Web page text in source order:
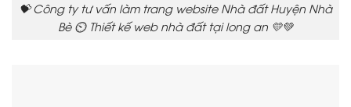
💝 Công ty tư vấn làm trang website Nhà đất Huyện Nhà
Bè ⏲️ Thiết kế web nhà đất tại long an 💛💚